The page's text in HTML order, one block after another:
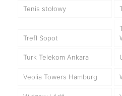
Tenis stołowy
Trefl Sopot
Turk Telekom Ankara
Veolia Towers Hamburg